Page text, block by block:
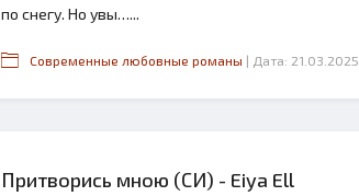
по снегу. Но увы…...
Современные любовные романы | Дата: 21.03.2025
Притворись мною (СИ) - Eiya Ell